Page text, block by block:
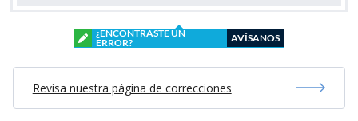
¿ENCONTRASTE UN
ERROR?
AVÍSANOS
Revisa nuestra página de correcciones